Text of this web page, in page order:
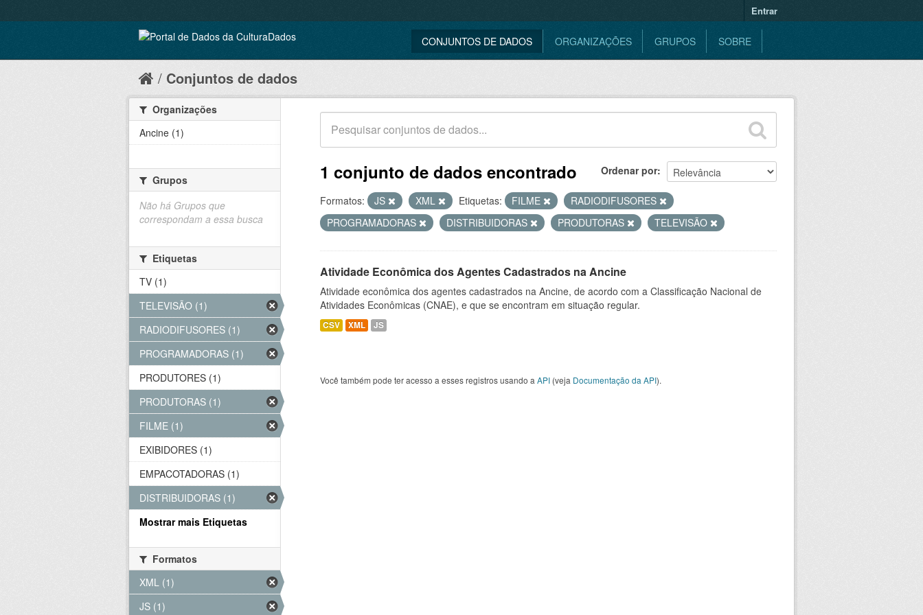
Entrar
CONJUNTOS DE DADOS ORGANIZAÇÕES GRUPOS SOBRE
Conjuntos de dados
Ordenar por
1 conjunto de dados encontrado
Formatos: JS XML Etiquetas: FILME
RADIODIFUSORES
PROGRAMADORAS
DISTRIBUIDORAS PRODUTORAS TELEVISÃO
Atividade Econômica dos Agentes Cadastrados na Ancine
Atividade econômica dos agentes cadastrados na Ancine, de acordo com a Classificação Nacional de
Atividades Econômicas (CNAE), e que se encontram em situação regular.
CSV XML JS
Você também pode ter acesso a esses registros usando a API (veja Documentação da API).
Organizações
Ancine (1)
Grupos
Não há Grupos que
correspondam a essa busca
Etiquetas
TV (1)
TELEVISÃO (1)
RADIODIFUSORES (1)
PROGRAMADORAS (1)
PRODUTORES (1)
PRODUTORAS (1)
FILME (1)
EXIBIDORES (1)
EMPACOTADORAS (1)
DISTRIBUIDORAS (1)
Mostrar mais Etiquetas
Formatos
XML (1)
JS (1)